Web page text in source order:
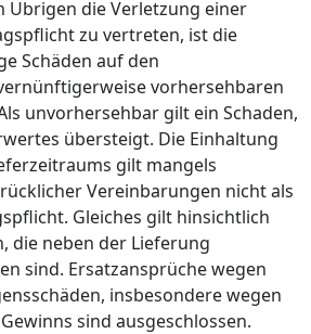
Übrigen die Verletzung einer
zu vertreten, ist die
Schäden auf den
vorhersehbaren
unvorhersehbar gilt ein Schaden,
übersteigt. Die Einhaltung
gilt mangels
Vereinbarungen nicht als
Gleiches gilt hinsichtlich
die neben der Lieferung
sind. Ersatzansprüche wegen
insbesondere wegen
sind ausgeschlossen.